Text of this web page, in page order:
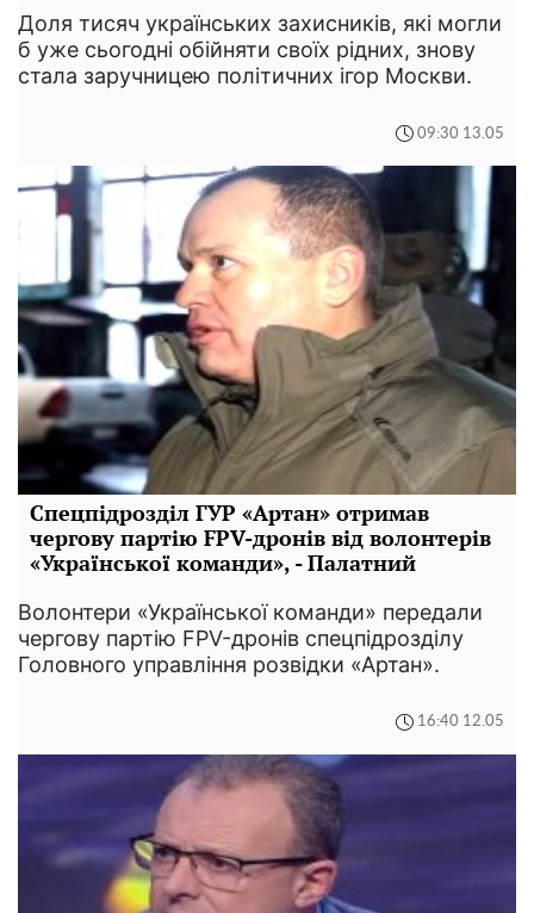
Доля тисяч українських захисників, які могли
б уже сьогодні обійняти своїх рідних, знову
стала заручницею політичних ігор Москви.
09:30 13.05
Спецпідрозділ ГУР «Артан» отримав
чергову партію FPV-дронів від волонтерів
«Української команди», - Палатний
Волонтери «Української команди» передали
чергову партію FPV-дронів спецпідрозділу
Головного управління розвідки «Артан».
16:40 12.05